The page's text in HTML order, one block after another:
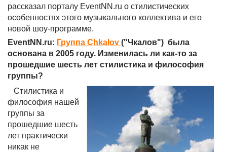
рассказал порталу EventNN.ru о стилистических
особенностях этого музыкального коллектива и его
новой шоу-программе.
EventNN.ru: Группа Chkalov ("Чкалов") была
основана в 2005 году. Изменилась ли как-то за
прошедшие шесть лет стилистика и философия
группы?
Стилистика и
философия нашей
группы за
прошедшие шесть
лет практически
никак не